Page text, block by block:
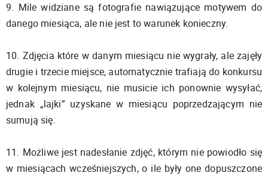
9. Mile widziane są fotografie nawiązujące motywem do
danego miesiąca, ale nie jest to warunek konieczny.
10. Zdjęcia które w danym miesiącu nie wygrały, ale zajęły
drugie i trzecie miejsce, automatycznie trafiają do konkursu
w kolejnym miesiącu, nie musicie ich ponownie wysyłać,
jednak „lajki” uzyskane w miesiącu poprzedzającym nie
sumują się.
11. Możliwe jest nadesłanie zdjęć, którym nie powiodło się
w miesiącach wcześniejszych, o ile były one dopuszczone